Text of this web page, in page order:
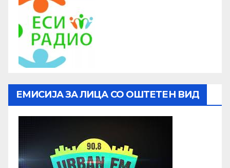
ЕМИСИЈА ЗА ЛИЦА СО ОШТЕТЕН ВИД